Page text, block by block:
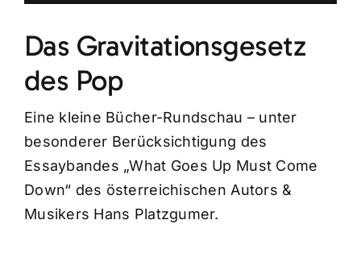
Das Gravitationsgesetz
des Pop
Eine kleine Bücher-Rundschau – unter
besonderer Berücksichtigung des
Essaybandes „What Goes Up Must Come
Down“ des österreichischen Autors &
Musikers Hans Platzgumer.